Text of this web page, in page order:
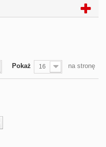
Pokaż 16 na stronę